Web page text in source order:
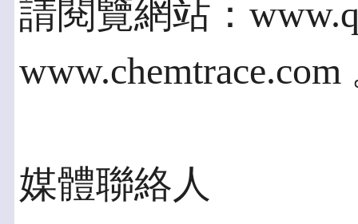
請閱覽網站：
www.chemtrace.com
媒體聯絡人